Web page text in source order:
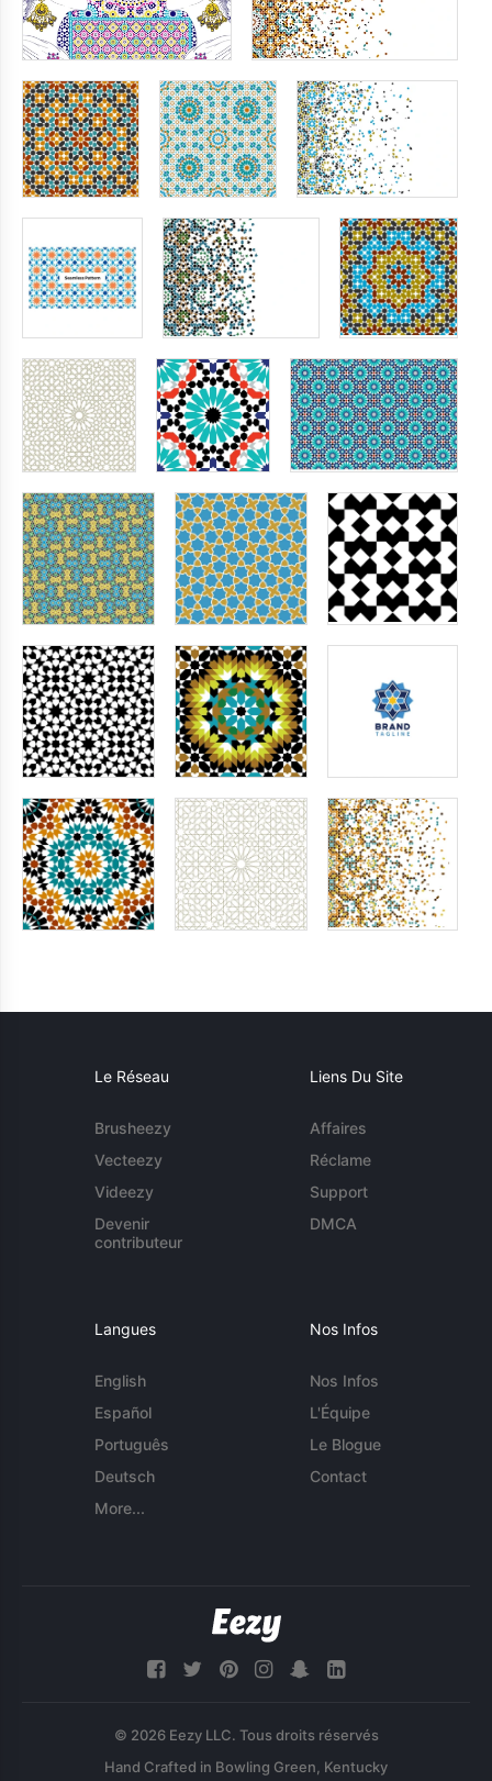
Le Réseau
Brusheezy
Vecteezy
Videezy
Devenir
contributeur
Liens Du Site
Affaires
Réclame
Support
DMCA
Langues
English
Español
Português
Deutsch
More...
Nos Infos
Nos Infos
L'Équipe
Le Blogue
Contact
© 2026 Eezy LLC. Tous droits réservés